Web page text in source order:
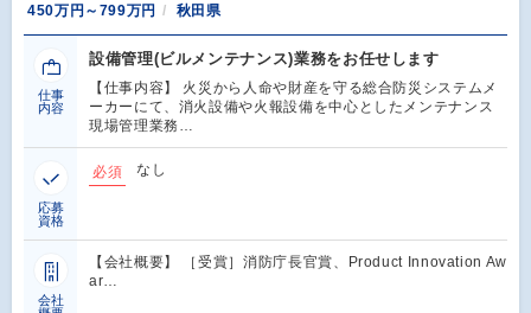
450万円～799万円 秋田県
仕事
内容
設備管理(ビルメンテナンス)業務をお任せします
【仕事内容】 火災から人命や財産を守る総合防災システムメ
ーカーにて、消火設備や火報設備を中心としたメンテナンス
現場管理業務…
応募
資格
必須 なし
会社
【会社概要】 ［受賞］消防庁長官賞、Product Innovation Aw
ar…